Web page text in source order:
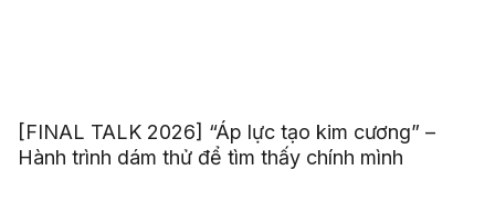
[FINAL TALK 2026] “Áp lực tạo kim cương” –
Hành trình dám thử để tìm thấy chính mình